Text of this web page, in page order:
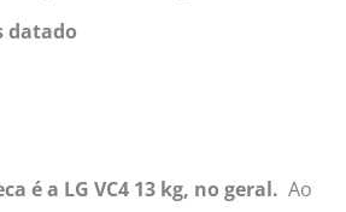
datado
é a LG VC4 13 kg, no geral. Ao